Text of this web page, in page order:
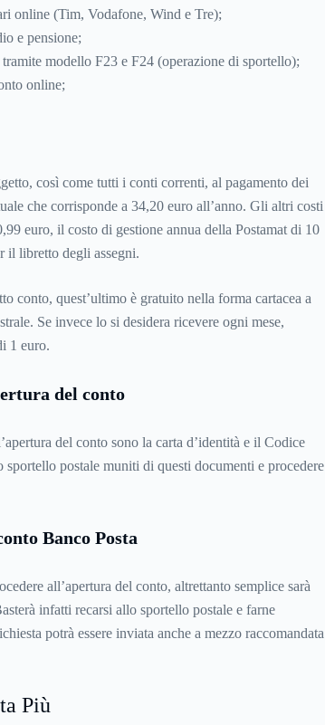
online (Tim, Vodafone, Wind e Tre);
e pensione;
modello F23 e F24 (operazione di sportello);
online;
così come tutti i conti correnti, al pagamento dei
che corrisponde a 34,20 euro all’anno. Gli altri costi
euro, il costo di gestione annua della Postamat di 10
il libretto degli assegni.
conto, quest’ultimo è gratuito nella forma cartacea a
Se invece lo si desidera ricevere ogni mese,
1 euro.
del conto
del conto sono la carta d’identità e il Codice
sportello postale muniti di questi documenti e procedere
Banco Posta
all’apertura del conto, altrettanto semplice sarà
infatti recarsi allo sportello postale e farne
potrà essere inviata anche a mezzo raccomandata
Più